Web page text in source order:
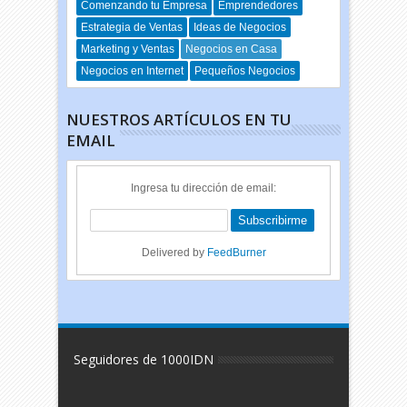
Comenzando tu Empresa
Emprendedores
Estrategia de Ventas
Ideas de Negocios
Marketing y Ventas
Negocios en Casa
Negocios en Internet
Pequeños Negocios
NUESTROS ARTÍCULOS EN TU
EMAIL
Ingresa tu dirección de email:
Delivered by FeedBurner
Seguidores de 1000IDN